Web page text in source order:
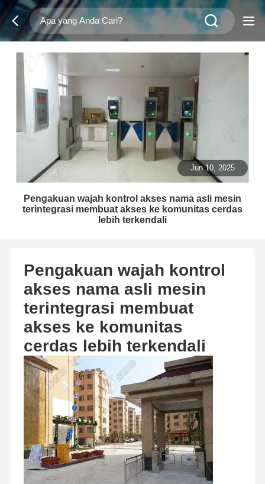
Jun 10, 2025
Pengakuan wajah kontrol akses nama asli mesin
terintegrasi membuat akses ke komunitas cerdas
lebih terkendali
Pengakuan wajah kontrol
akses nama asli mesin
terintegrasi membuat
akses ke komunitas
cerdas lebih terkendali